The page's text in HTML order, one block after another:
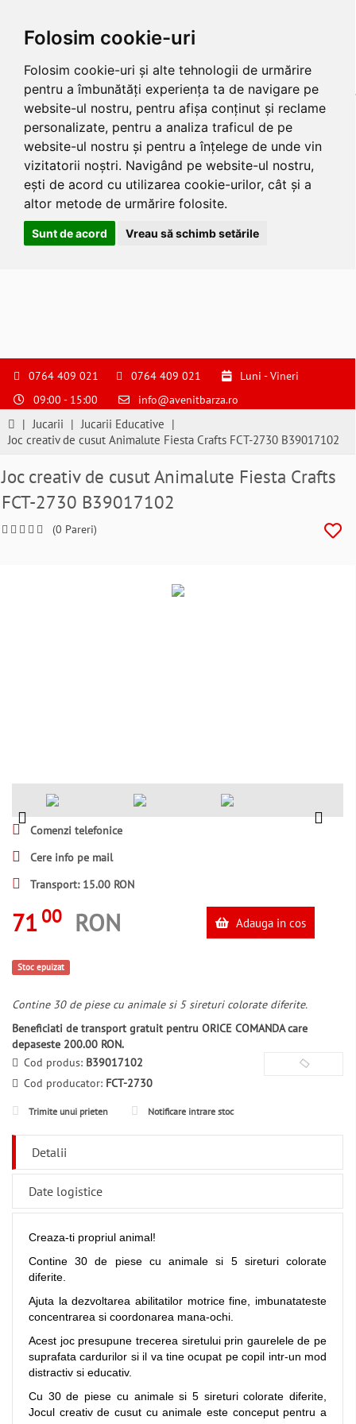
Folosim cookie-uri
Folosim cookie-uri și alte tehnologii de urmărire
pentru a îmbunătăți experiența ta de navigare pe
website-ul nostru, pentru afișa conținut și reclame
personalizate, pentru a analiza traficul de pe
website-ul nostru și pentru a înțelege de unde vin
vizitatorii noștri. Navigând pe website-ul nostru,
ești de acord cu utilizarea cookie-urilor, cât și a
altor metode de urmărire folosite.
Sunt de acord Vreau să schimb setările
S
pentru
suna
si
a
comanda
0764 409 021 0764 409 021
Luni - Vineri
09:00 - 15:00
info@avenitbarza.ro
| Jucarii | Jucarii Educative |
Joc creativ de cusut Animalute Fiesta Crafts FCT-2730 B39017102
Joc creativ de cusut Animalute Fiesta Crafts
FCT-2730 B39017102
(0 Pareri)
Comenzi telefonice
Cere info pe mail
Transport: 15.00 RON
71 00 RON Adauga in cos
Stoc epuizat
Contine 30 de piese cu animale si 5 sireturi colorate diferite.
Beneficiati de transport gratuit pentru ORICE COMANDA care
depaseste 200.00 RON.
Cod produs: B39017102
Cod producator: FCT-2730
Trimite unui prieten Notificare intrare stoc
Detalii
Date logistice
Creaza-ti propriul animal!
Contine 30 de piese cu animale si 5 sireturi colorate
diferite.
Ajuta la dezvoltarea abilitatilor motrice fine, imbunatateste
concentrarea si coordonarea mana-ochi.
Acest joc presupune trecerea siretului prin gaurelele de pe
suprafata cardurilor si il va tine ocupat pe copil intr-un mod
distractiv si educativ.
Cu 30 de piese cu animale si 5 sireturi colorate diferite,
Jocul creativ de cusut cu animale este conceput pentru a